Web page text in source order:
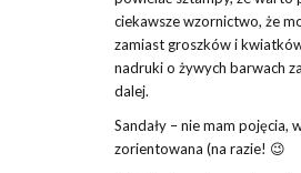
ciekawsze wzornictwo, że
zamiast groszków i
nadruki o żywych barwach
dalej.
Sandały – nie mam pojęcia,
zorientowana (na razie! 😉